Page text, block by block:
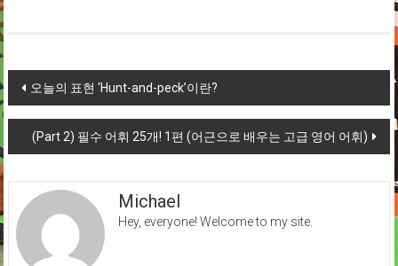
Post
navigation
오늘의 표현 ‘Hunt-and-peck’이란?
(Part 2) 필수 어휘 25개! 1편 (어근으로 배우는 고급 영어 어휘)
Michael
Hey, everyone! Welcome to my site.